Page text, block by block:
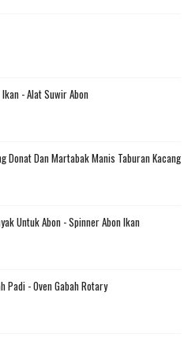
- Alat Suwir Abon
Donat Dan Martabak Manis Taburan Kacang
Untuk Abon - Spinner Abon Ikan
Padi - Oven Gabah Rotary